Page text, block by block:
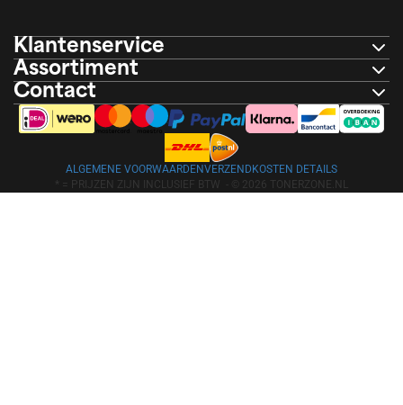
Klantenservice
Assortiment
Contact
ALGEMENE VOORWAARDENVERZENDKOSTEN DETAILS
* = PRIJZEN ZIJN INCLUSIEF BTW -
© 2026 TONERZONE.NL